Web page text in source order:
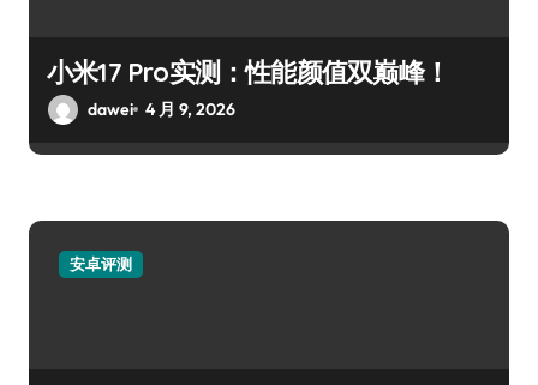
小米17 Pro实测：性能颜值双巅峰！
dawei 4 月 9, 2026
安卓评测